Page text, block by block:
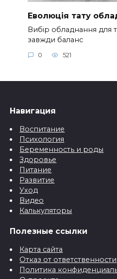
Еволюція тату
Вибір обладнання для
завжди баланс
0 521
Навигация
Воспитание
Психология
Беременность и роды
Здоровье
Питание
Развитие
Уход
Видео
Калькуляторы
Полезные ссылки
Карта сайта
Отказ от ответственности
Политика